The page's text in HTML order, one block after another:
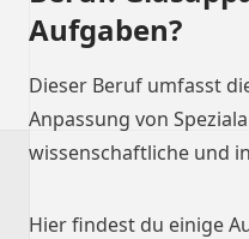
Aufgaben?
Dieser Beruf umfasst
Anpassung von
wissenschaftliche und
Hier findest du einige